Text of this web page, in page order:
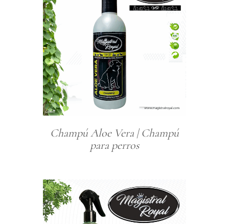
Champú Aloe Vera | Champú
para perros